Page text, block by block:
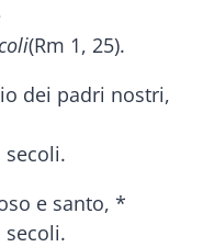
(Rm 1, 25).
dei padri nostri,
e santo, *